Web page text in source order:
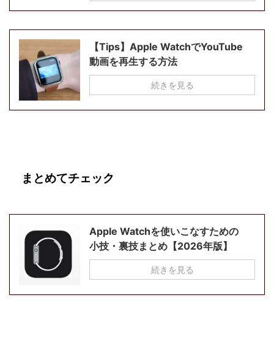
【Tips】Apple WatchでYouTube
動画を再生する方法
続きを見る
まとめてチェック
Apple Watchを使いこなすための
小技・裏技まとめ【2026年版】
続きを見る